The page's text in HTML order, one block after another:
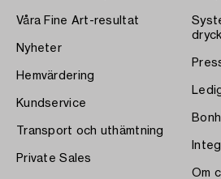
Våra Fine Art-resultat
Nyheter
Hemvärdering
Kundservice
Transport och uthämtning
Private Sales
Om